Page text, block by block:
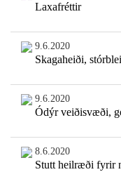
Laxafréttir
9.6.2020
Skagaheiði,
9.6.2020
Ódýr veiðisvæði,
8.6.2020
Stutt heilræði fyrir